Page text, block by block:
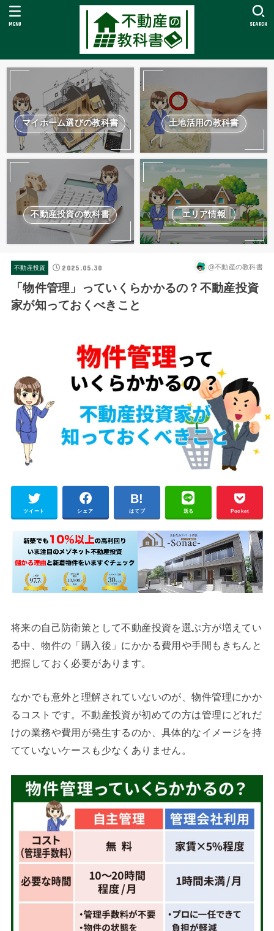
SEARCH
MENU
マイホーム選びの教科書 土地活用の教科書
不動産投資の教科書 エリア情報
不動産投資 2025.05.30 @不動産の教科書
「物件管理」っていくらかかるの？不動産投資
家が知っておくべきこと
ツイート シェア はてブ 送る Pocket
将来の自己防衛策として不動産投資を選ぶ方が増えてい
る中、物件の「購入後」にかかる費用や手間もきちんと
把握しておく必要があります。
なかでも意外と理解されていないのが、物件管理にかか
るコストです。不動産投資が初めての方は管理にどれだ
けの業務や費用が発生するのか、具体的なイメージを持
てていないケースも少なくありません。